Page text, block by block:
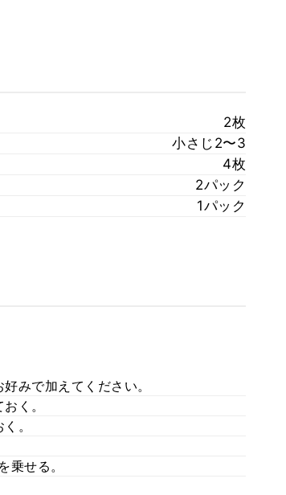
2枚
小さじ2〜3
4枚
2パック
1パック
みで加えてください。
く。
。
乗せる。